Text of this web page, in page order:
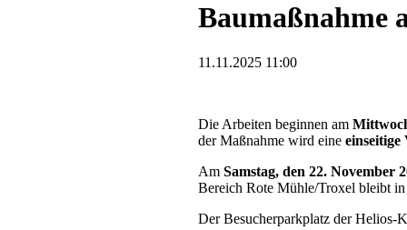
Baumaßnahme
11.11.2025 11:00
Die Arbeiten beginnen am
der Maßnahme wird eine
Am Samstag, den 22. November
Bereich Rote Mühle/Troxel bleibt
Der Besucherparkplatz der